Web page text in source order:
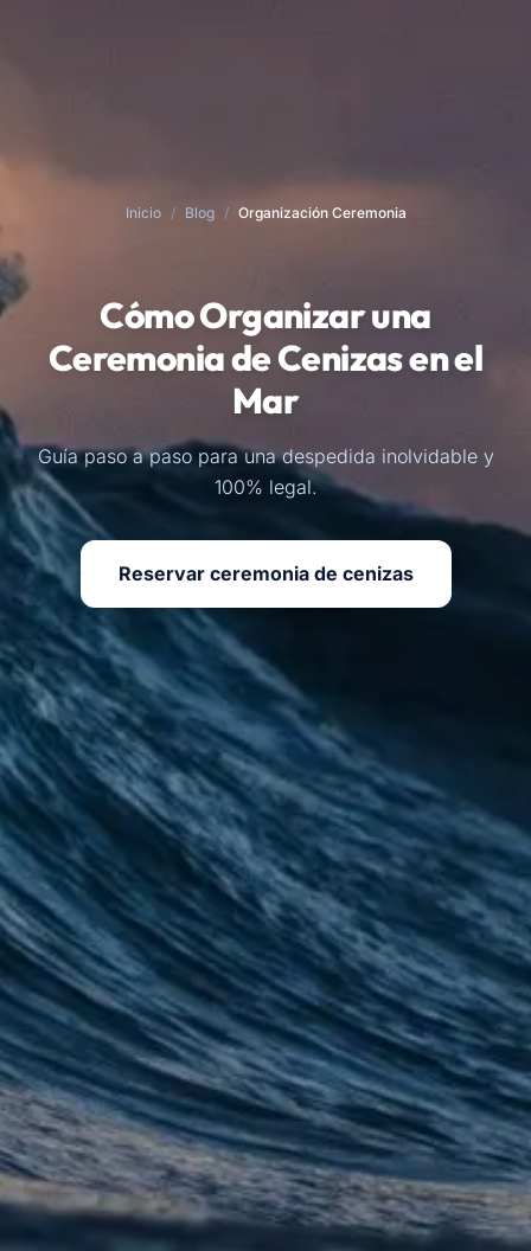
Inicio / Blog / Organización Ceremonia
Cómo Organizar una
Ceremonia de Cenizas en el
Mar
Guía paso a paso para una despedida inolvidable y
100% legal.
Reservar ceremonia de cenizas